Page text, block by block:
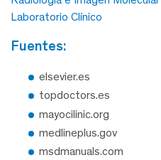
Laboratorio Clínico
fuentes:
elsevier.es
topdoctors.es
mayocilinic.org
medlineplus.gov
msdmanuals.com